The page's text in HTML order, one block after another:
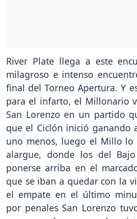
River Plate llega a este
milagroso e intenso
final del Torneo Apertura. Y
para el infarto, el Millonario
San Lorenzo en un partido
que el Ciclón inició ganando
uno menos, luego el Millo lo
alargue, donde los del
ponerse arriba en el
que se iban a quedar con la
el empate en el último
por penales San Lorenzo